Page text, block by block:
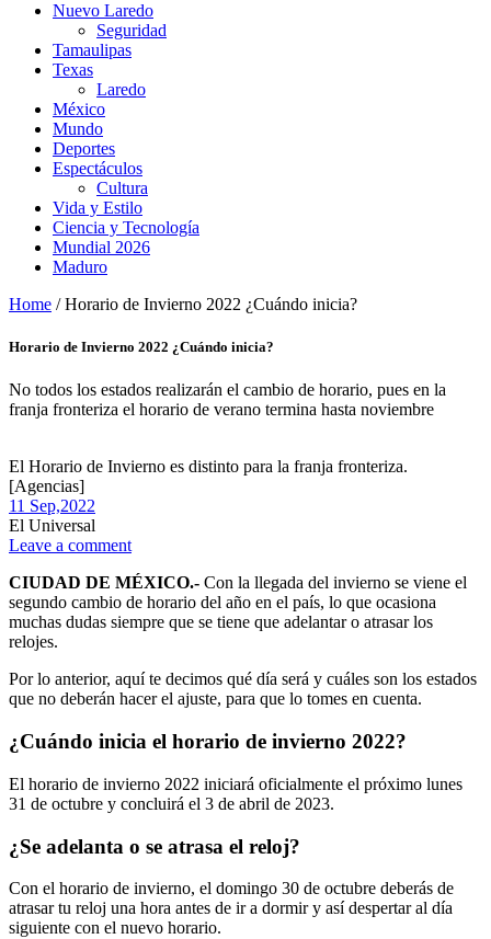
Nuevo Laredo
Seguridad
Tamaulipas
Texas
Laredo
México
Mundo
Deportes
Espectáculos
Cultura
Vida y Estilo
Ciencia y Tecnología
Mundial 2026
Maduro
Home / Horario de Invierno 2022 ¿Cuándo inicia?
Horario de Invierno 2022 ¿Cuándo inicia?
No todos los estados realizarán el cambio de horario, pues en la
franja fronteriza el horario de verano termina hasta noviembre
El Horario de Invierno es distinto para la franja fronteriza.
[Agencias]
11 Sep,2022
El Universal
Leave a comment
CIUDAD DE MÉXICO.- Con la llegada del invierno se viene el
segundo cambio de horario del año en el país, lo que ocasiona
muchas dudas siempre que se tiene que adelantar o atrasar los
relojes.
Por lo anterior, aquí te decimos qué día será y cuáles son los estados
que no deberán hacer el ajuste, para que lo tomes en cuenta.
¿Cuándo inicia el horario de invierno 2022?
El horario de invierno 2022 iniciará oficialmente el próximo lunes
31 de octubre y concluirá el 3 de abril de 2023.
¿Se adelanta o se atrasa el reloj?
Con el horario de invierno, el domingo 30 de octubre deberás de
atrasar tu reloj una hora antes de ir a dormir y así despertar al día
siguiente con el nuevo horario.